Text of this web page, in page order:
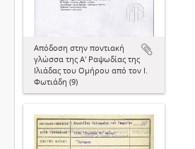
Απόδοση στην ποντιακή
γλώσσα της Α' Ραψωδίας της
Ιλιάδας του Ομήρου από τον Ι.
Φωτιάδη (9)